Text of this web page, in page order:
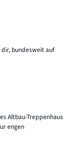
bundesweit auf
Altbau-Treppenhaus
engen